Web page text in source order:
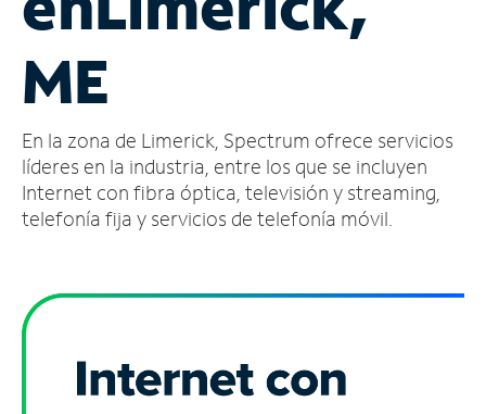
cuenta
Encuentra
tienda
ME
En la zona de Limerick, Spectrum ofrece servicios
líderes en la industria, entre los que se incluyen
Internet con fibra óptica, televisión y streaming,
telefonía fija y servicios de telefonía móvil.